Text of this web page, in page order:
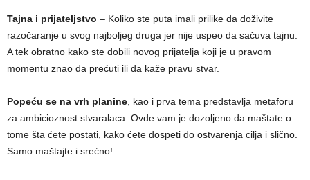
Tajna i prijatelјstvo – Koliko ste puta imali prilike da doživite
razočaranje u svog najbolјeg druga jer nije uspeo da sačuva tajnu.
A tek obratno kako ste dobili novog prijatelјa koji je u pravom
momentu znao da prećuti ili da kaže pravu stvar.
Popeću se na vrh planine, kao i prva tema predstavlјa metaforu
za ambicioznost stvaralaca. Ovde vam je dozolјeno da maštate o
tome šta ćete postati, kako ćete dospeti do ostvarenja cilјa i slično.
Samo maštajte i srećno!